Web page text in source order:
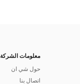
معلومات الشركة
حول شي ان
اتصال بنا